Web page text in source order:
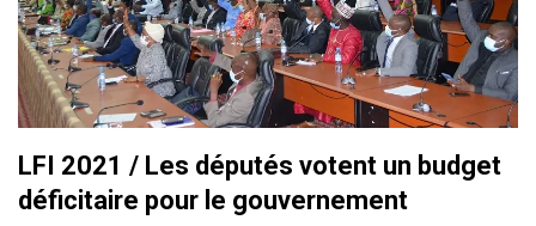
LFI 2021 / Les députés votent un budget
déficitaire pour le gouvernement